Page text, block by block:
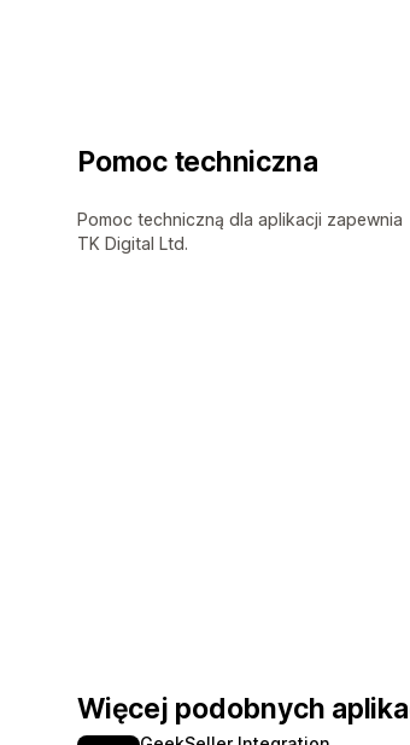
Pomoc techniczna
Pomoc techniczną dla aplikacji zapewnia
TK Digital Ltd.
Więcej podobnych